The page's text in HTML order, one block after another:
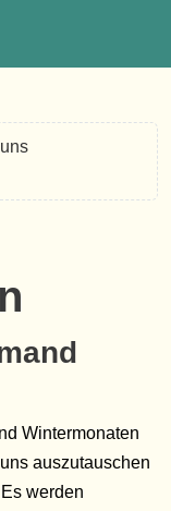
Wintermonaten
auszutauschen
werden